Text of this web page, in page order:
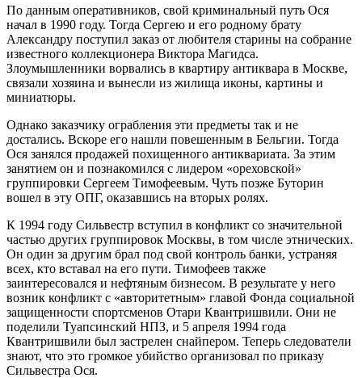
По данным оперативников, свой криминальный путь Ося
начал в 1990 году. Тогда Сергею и его родному брату
Александру поступил заказ от любителя старины на собрание
известного коллекционера Виктора Магидса.
Злоумышленники ворвались в квартиру антиквара в Москве,
связали хозяина и вынесли из жилища иконы, картины и
миниатюры.
Однако заказчику ограбления эти предметы так и не
достались. Вскоре его нашли повешенным в Бельгии. Тогда
Ося занялся продажей похищенного антиквариата. За этим
занятием он и познакомился с лидером «ореховской»
группировки Сергеем Тимофеевым. Чуть позже Буторин
вошел в эту ОПГ, оказавшись на вторых ролях.
К 1994 году Сильвестр вступил в конфликт со значительной
частью других группировок Москвы, в том числе этнических.
Он один за другим брал под свой контроль банки, устраняя
всех, кто вставал на его пути. Тимофеев также
заинтересовался и нефтяным бизнесом. В результате у него
возник конфликт с «авторитетным» главой Фонда социальной
защищенности спортсменов Отари Квантришвили. Они не
поделили Туапсинский НПЗ, и 5 апреля 1994 года
Квантришвили был застрелен снайпером. Теперь следователи
знают, что это громкое убийство организовал по приказу
Сильвестра Ося.